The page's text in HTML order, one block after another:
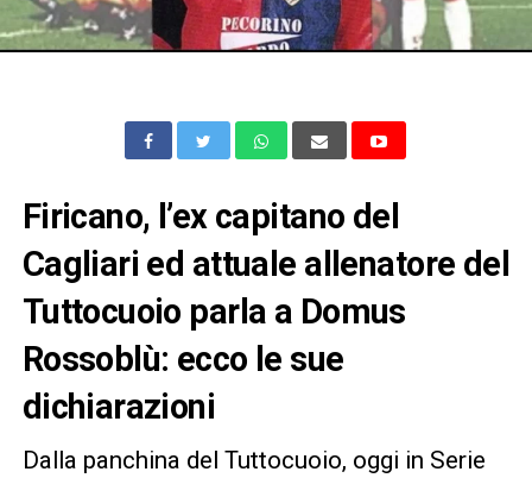
Firicano, l’ex capitano del
Cagliari ed attuale allenatore del
Tuttocuoio parla a Domus
Rossoblù: ecco le sue
dichiarazioni
Dalla panchina del Tuttocuoio, oggi in Serie